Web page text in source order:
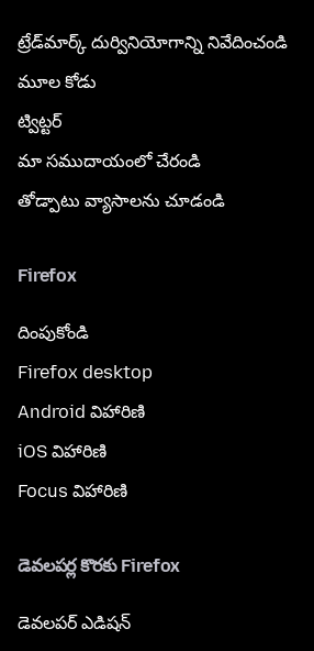
ట్రేడ్‌మార్క్ దుర్వినియోగాన్ని నివేదించండి
మూల కోడు
ట్విట్టర్
మా సముదాయంలో చేరండి
తోడ్పాటు వ్యాసాలను చూడండి
Firefox
దింపుకోండి
Firefox desktop
Android విహారిణి
iOS విహారిణి
Focus విహారిణి
డెవలపర్ల కొరకు Firefox
డెవలపర్ ఎడిషన్